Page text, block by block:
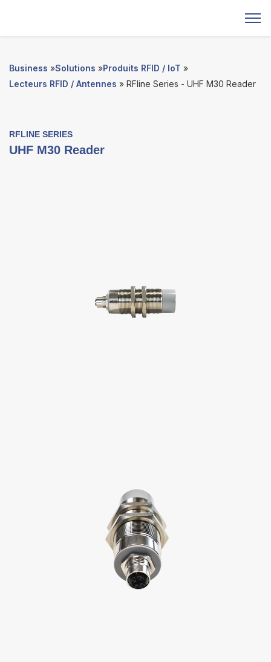
Business »Solutions »Produits RFID / IoT »
Lecteurs RFID / Antennes » RFline Series - UHF M30 Reader
RFLINE SERIES
UHF M30 Reader